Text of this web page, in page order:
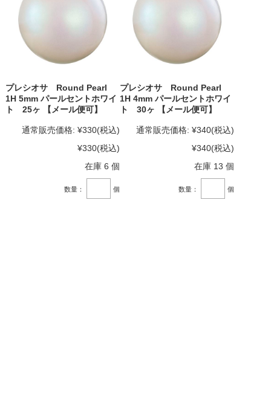
プレシオサ Round Pearl
1H 5mm パールセントホワイ
ト 25ヶ 【メール便可】
通常販売価格: ¥330(税込)
¥330(税込)
在庫 6 個
数量： 個
プレシオサ Round Pearl
1H 4mm パールセントホワイ
ト 30ヶ 【メール便可】
通常販売価格: ¥340(税込)
¥340(税込)
在庫 13 個
数量： 個